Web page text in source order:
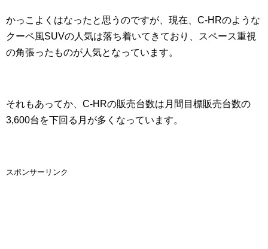
かっこよくはなったと思うのですが、現在、C-HRのような
クーペ風SUVの人気は落ち着いてきており、スペース重視
の角張ったものが人気となっています。
それもあってか、C-HRの販売台数は月間目標販売台数の
3,600台を下回る月が多くなっています。
スポンサーリンク